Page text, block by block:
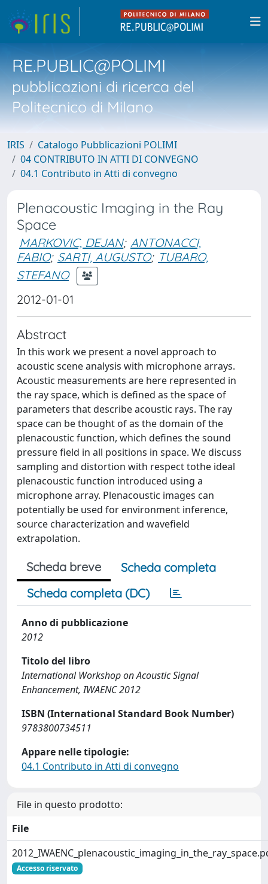
RE.PUBLIC@POLIMI
pubblicazioni di ricerca del
Politecnico di Milano
IRIS
Catalogo Pubblicazioni POLIMI
04 CONTRIBUTO IN ATTI DI CONVEGNO
04.1 Contributo in Atti di convegno
Plenacoustic Imaging in the Ray
Space
MARKOVIC, DEJAN; ANTONACCI,
FABIO; SARTI, AUGUSTO; TUBARO,
STEFANO
2012-01-01
Abstract
In this work we present a novel approach to
acoustic scene analysis with microphone arrays.
Acoustic measurements are here represented in
the ray space, which is defined as the space of
parameters that describe acoustic rays. The ray
space can be thought of as the domain of the
plenacoustic function, which defines the sound
pressure field in all positions in space. We discuss
sampling and distortion with respect tothe ideal
plenacoustic function introduced using a
microphone array. Plenacoustic images can
potentially be used for environment inference,
source characterization and wavefield
extrapolation.
Scheda breve
Scheda completa
Scheda completa (DC)
Anno di pubblicazione
2012
Titolo del libro
International Workshop on Acoustic Signal
Enhancement, IWAENC 2012
ISBN (International Standard Book Number)
9783800734511
Appare nelle tipologie:
04.1 Contributo in Atti di convegno
File in questo prodotto:
File
Accesso riservato